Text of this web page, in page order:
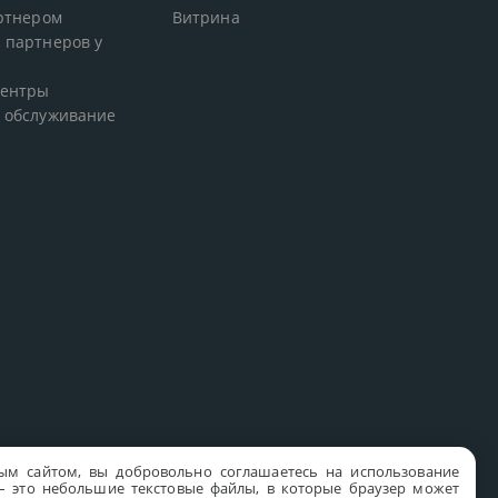
сайтом, вы добровольно соглашаетесь на использование
это небольшие текстовые файлы, в которые браузер может
у
Витрина